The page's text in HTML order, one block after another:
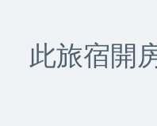
此旅宿開